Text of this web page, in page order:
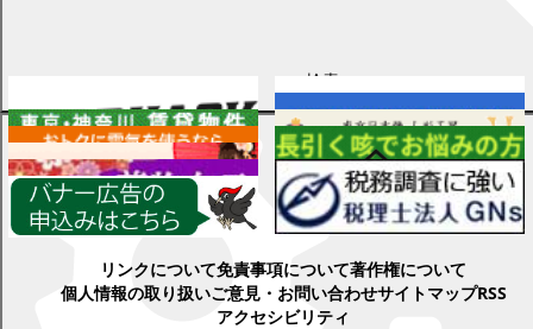
検索
各種情報
リンクについて免責事項について著作権について
個人情報の取り扱いご意見・お問い合わせサイトマップRSS
アクセシビリティ